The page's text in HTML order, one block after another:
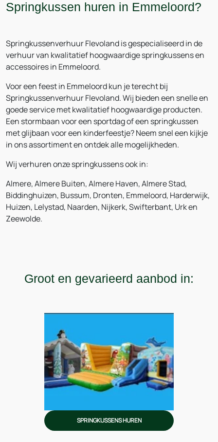
Springkussen huren in Emmeloord?
Springkussenverhuur Flevoland is gespecialiseerd in de
verhuur van kwalitatief hoogwaardige springkussens en
accessoires in Emmeloord.
Voor een feest in Emmeloord kun je terecht bij
Springkussenverhuur Flevoland. Wij bieden een snelle en
goede service met kwalitatief hoogwaardige producten.
Een stormbaan voor een sportdag of een springkussen
met glijbaan voor een kinderfeestje? Neem snel een kijkje
in ons assortiment en ontdek alle mogelijkheden.
Wij verhuren onze springkussens ook in:
Almere, Almere Buiten, Almere Haven, Almere Stad,
Biddinghuizen, Bussum, Dronten, Emmeloord, Harderwijk,
Huizen, Lelystad, Naarden, Nijkerk, Swifterbant, Urk en
Zeewolde.
Groot en gevarieerd aanbod in:
SPRINGKUSSENS HUREN